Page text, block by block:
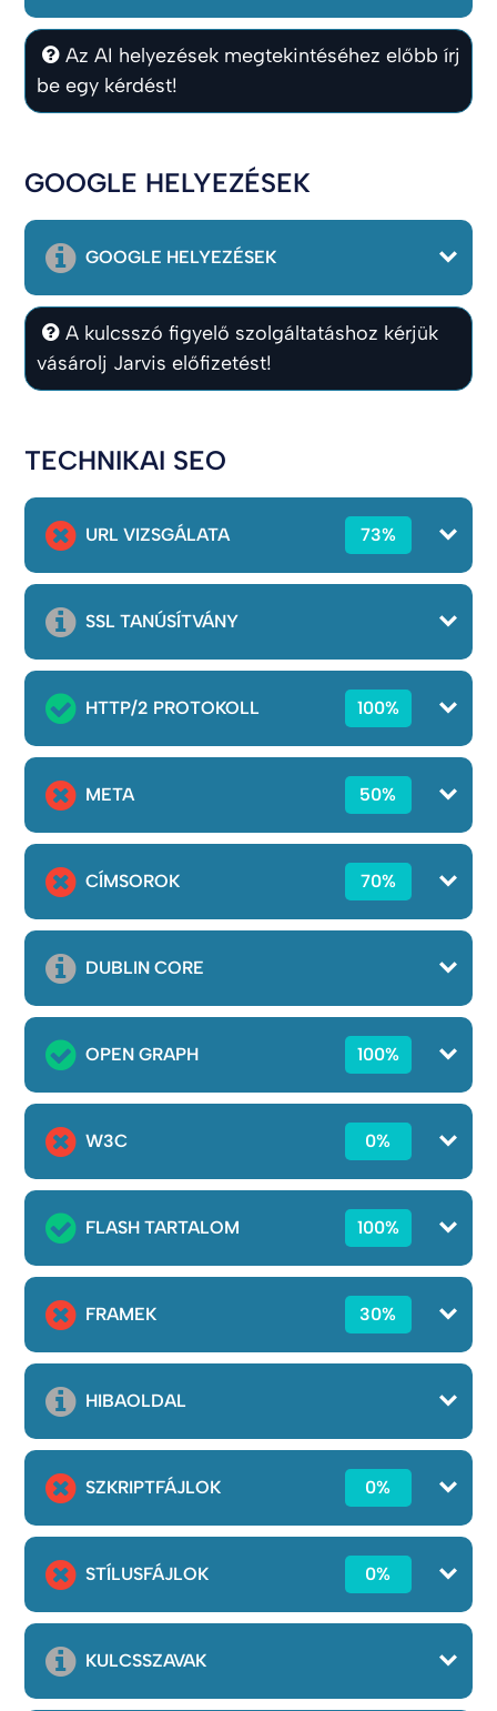
Az AI helyezések megtekintéséhez előbb írj
be egy kérdést!
GOOGLE HELYEZÉSEK
GOOGLE HELYEZÉSEK
A kulcsszó figyelő szolgáltatáshoz kérjük
vásárolj Jarvis előfizetést!
TECHNIKAI SEO
URL VIZSGÁLATA 73%
SSL TANÚSÍTVÁNY
HTTP/2 PROTOKOLL 100%
META 50%
CÍMSOROK 70%
DUBLIN CORE
OPEN GRAPH 100%
W3C 0%
FLASH TARTALOM 100%
FRAMEK 30%
HIBAOLDAL
SZKRIPTFÁJLOK 0%
STÍLUSFÁJLOK 0%
KULCSSZAVAK